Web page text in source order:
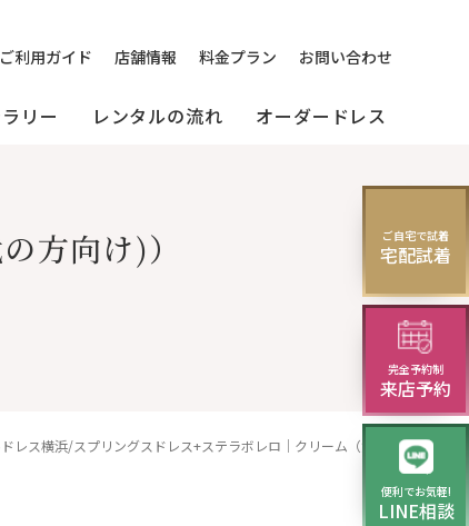
ご利用ガイド 店舗情報 料金プラン お問い合わせ
演奏会・発表会・舞台用
華やかロングドレス・
リー レンタルの流れ
[来店]
試着・レンタルの流れ
オーダードレス
セミオーダードレス
(セレクトプラン)
方向け)） ご自宅で試着
宅配試着
完全予約制
来店予約
便利でお気軽!
LINE相談